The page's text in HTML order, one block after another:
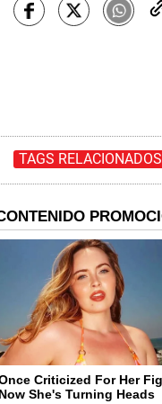
TAGS RELACIONADOS